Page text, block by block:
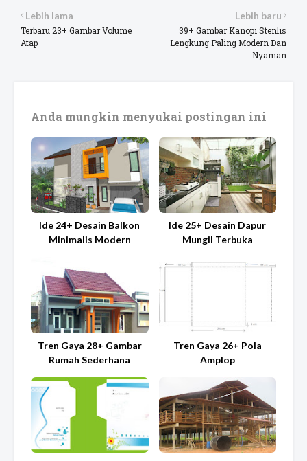
Lebih baru
39+ Gambar Kanopi Stenlis
Lengkung Paling Modern Dan
Nyaman
Lebih lama
Terbaru 23+ Gambar Volume
Atap
Anda mungkin menyukai postingan ini
Ide 24+ Desain Balkon
Minimalis Modern
Ide 25+ Desain Dapur
Mungil Terbuka
Tren Gaya 28+ Gambar
Rumah Sederhana
Tren Gaya 26+ Pola
Amplop